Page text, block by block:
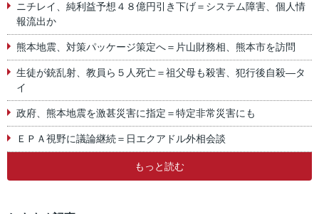
ニチレイ、純利益予想４８億円引き下げ＝システム障害、個人情
報流出か
熊本地震、対策パッケージ策定へ＝片山財務相、熊本市を訪問
生徒が銃乱射、教員ら５人死亡＝祖父母も殺害、犯行後自殺―タ
イ
政府、熊本地震を激甚災害に指定＝特定非常災害にも
ＥＰＡ視野に議論継続＝日エクアドル外相会談
もっと読む